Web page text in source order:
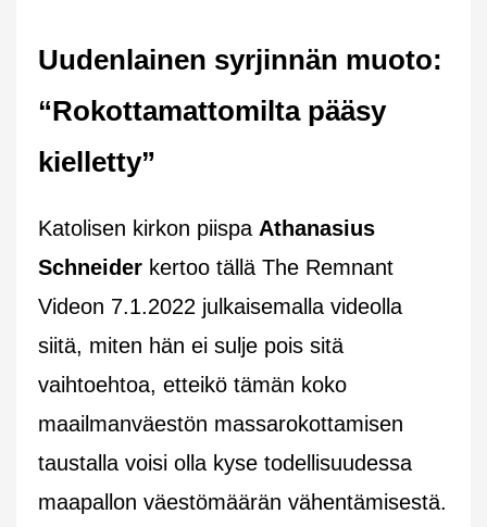
Uudenlainen syrjinnän muoto:
“Rokottamattomilta pääsy
kielletty”
Katolisen kirkon piispa Athanasius
Schneider kertoo tällä The Remnant
Videon 7.1.2022 julkaisemalla videolla
siitä, miten hän ei sulje pois sitä
vaihtoehtoa, etteikö tämän koko
maailmanväestön massarokottamisen
taustalla voisi olla kyse todellisuudessa
maapallon väestömäärän vähentämisestä.